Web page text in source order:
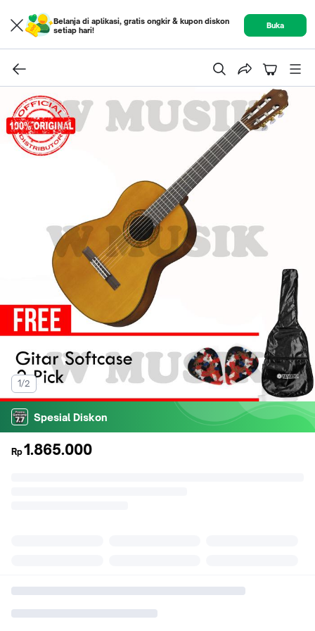
Belanja di aplikasi, gratis ongkir & kupon diskon
setiap hari!
Buka
1/2
Spesial Diskon
Rp1.865.000